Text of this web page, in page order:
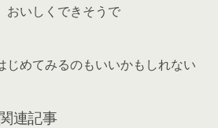
おいしくできそうで
じめてみるのもいいかもしれない
連記事